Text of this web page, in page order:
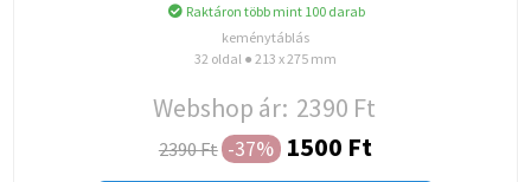
Raktáron több mint 100 darab
keménytáblás
32 oldal ● 213 x 275 mm
Webshop ár: 2390 Ft
2390 Ft -37% 1500 Ft